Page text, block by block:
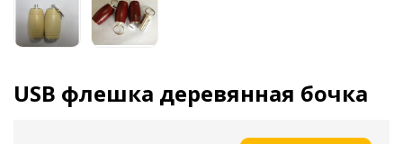
USB флешка деревянная бочка